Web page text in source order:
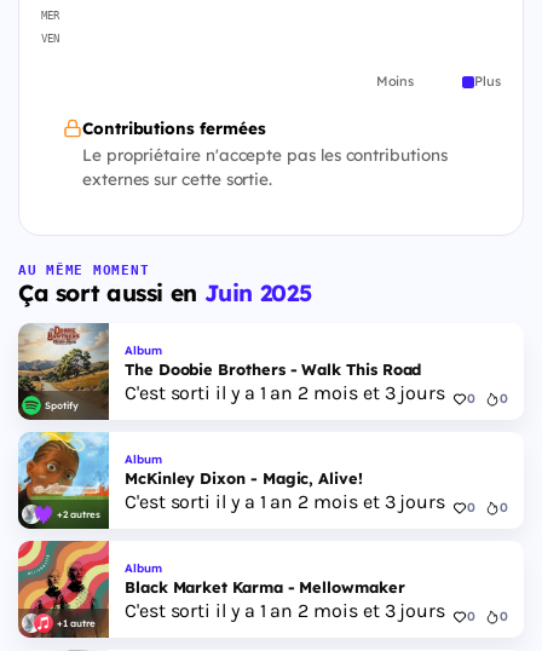
MER
VEN
Moins Plus
Contributions fermées
Le propriétaire n'accepte pas les contributions
externes sur cette sortie.
AU MÊME MOMENT
Ça sort aussi en Juin 2025
Spotify
Album
The Doobie Brothers - Walk This Road
C'est sorti il y a 1 an 2 mois et 3 jours 0 0
+2 autres
Album
McKinley Dixon - Magic, Alive!
C'est sorti il y a 1 an 2 mois et 3 jours 0 0
+1 autre
Album
Black Market Karma - Mellowmaker
C'est sorti il y a 1 an 2 mois et 3 jours 0 0